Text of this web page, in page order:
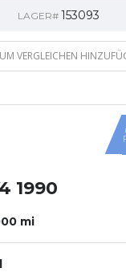
LAGER# 153093
VERGLEICHEN
1990
mi